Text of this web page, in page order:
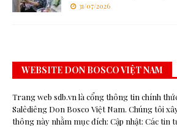
31/07/2026
WEBSITE DON BOSCO VIỆT NAM
Trang web sdb.vn là cổng thông tin chính
Salêdiêng Don Bosco Việt Nam. Chúng tôi
thông này nhằm mục đích: Cập nhật: Các tin